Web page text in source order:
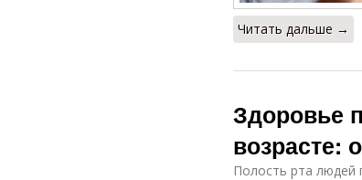
Читать дальше →
Здоровье
возрасте:
Полость рта людей